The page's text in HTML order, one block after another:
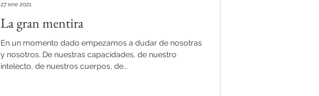
La gran mentira
En un momento dado empezamos a dudar de nosotras
y nosotros. De nuestras capacidades, de nuestro
intelecto, de nuestros cuerpos, de...
27 ene 2021